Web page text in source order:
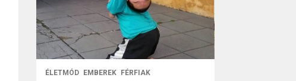
ÉLETMÓD EMBEREK FÉRFIAK